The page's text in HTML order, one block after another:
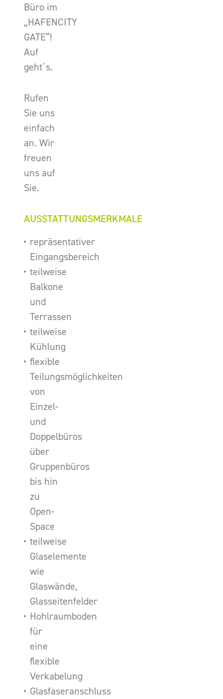
Büro im
„HAFENCITY
GATE”!
Auf
geht´s.
Rufen
Sie uns
einfach
an. Wir
freuen
uns auf
Sie.
AUSSTATTUNGSMERKMALE
repräsentativer
Eingangsbereich
teilweise
Balkone
und
Terrassen
teilweise
Kühlung
flexible
Teilungsmöglichkeiten
von
Einzel-
und
Doppelbüros
über
Gruppenbüros
bis hin
zu
Open-
Space
teilweise
Glaselemente
wie
Glaswände,
Glasseitenfelder
Hohlraumboden
für
eine
flexible
Verkabelung
Glasfaseranschluss